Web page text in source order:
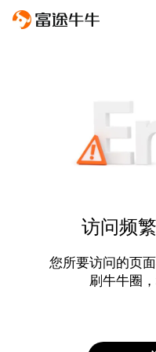
访问频
您所要访问的页
刷牛牛圈